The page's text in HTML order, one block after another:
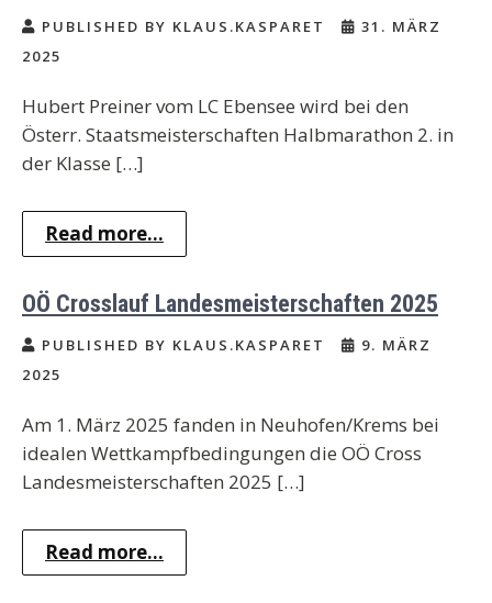
PUBLISHED BY KLAUS.KASPARET
31. MÄRZ
2025
Hubert Preiner vom LC Ebensee wird bei den
Österr. Staatsmeisterschaften Halbmarathon 2. in
der Klasse […]
Read more...
OÖ Crosslauf Landesmeisterschaften 2025
PUBLISHED BY KLAUS.KASPARET
9. MÄRZ
2025
Am 1. März 2025 fanden in Neuhofen/Krems bei
idealen Wettkampfbedingungen die OÖ Cross
Landesmeisterschaften 2025 […]
Read more...